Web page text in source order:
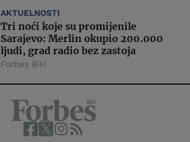
AKTUELNOSTI
Tri noći koje su promijenile
Sarajevo: Merlin okupio 200.000
ljudi, grad radio bez zastoja
Forbes BiH